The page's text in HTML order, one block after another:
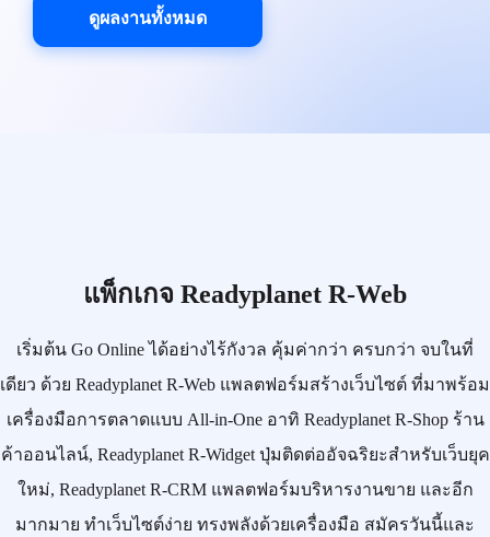
ดูผลงานทั้งหมด
แพ็กเกจ Readyplanet R-Web
เริ่มต้น Go Onlineได้อย่างไร้กังวล คุ้มค่ากว่า ครบกว่า จบในที่
เดียว ด้วย Readyplanet R-Web แพลตฟอร์มสร้างเว็บไซต์ ที่มาพร้อม
เครื่องมือการตลาดแบบ All-in-Oneอาทิ Readyplanet R-Shopร้าน
ค้าออนไลน์, Readyplanet R-Widgetปุ่มติดต่ออัจฉริยะสำหรับเว็บยุค
ใหม่, Readyplanet R-CRMแพลตฟอร์มบริหารงานขาย และอีก
มากมาย ทำเว็บไซต์ง่าย ทรงพลังด้วยเครื่องมือ สมัครวันนี้และ